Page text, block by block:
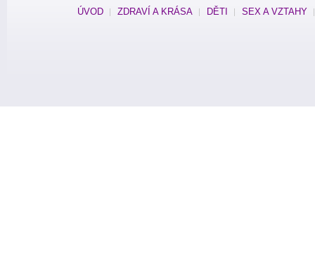
ÚVOD ZDRAVÍ A KRÁSA DĚTI SEX A VZTAHY